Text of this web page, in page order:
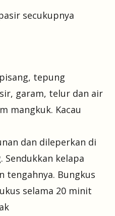
secukupnya
tepung
garam, telur dan air
mangkuk. Kacau
dan dileperkan di
Sendukkan kelapa
tengahnya. Bungkus
selama 20 minit